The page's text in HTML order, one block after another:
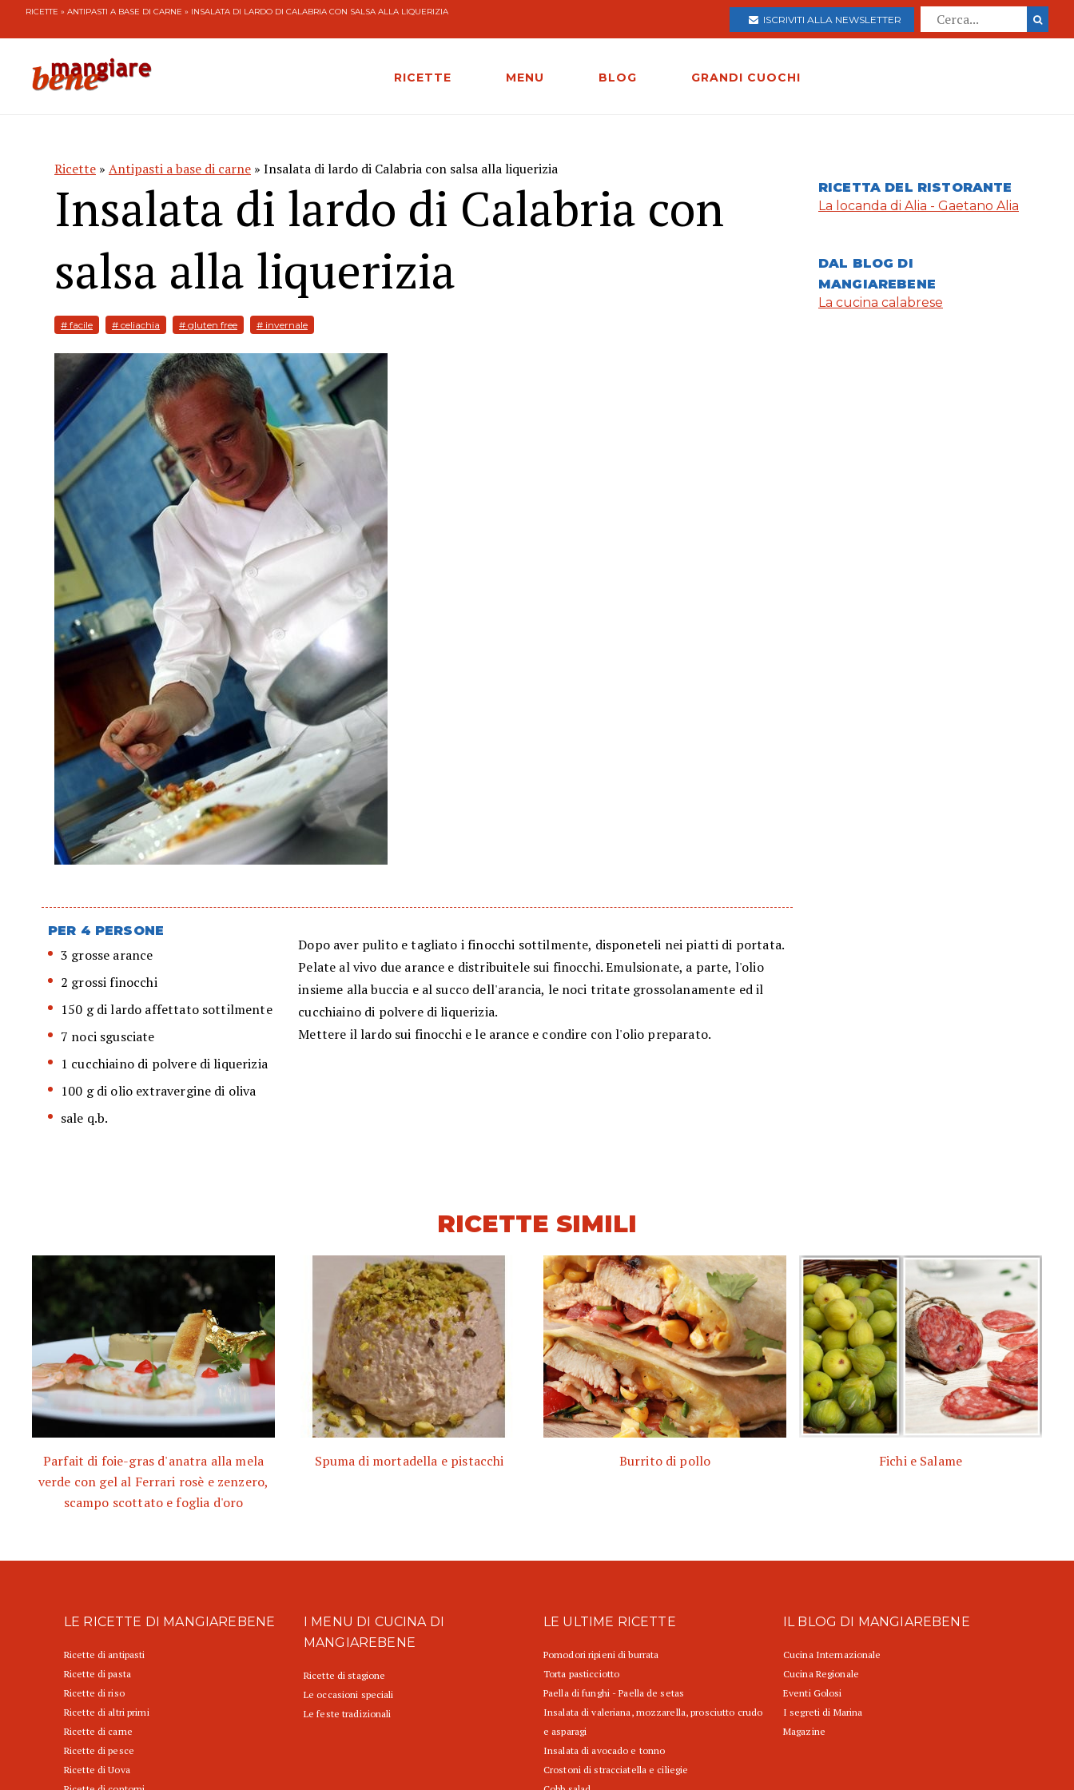
RICETTE » ANTIPASTI A BASE DI CARNE » INSALATA DI LARDO DI CALABRIA CON SALSA ALLA LIQUERIZIA
ISCRIVITI ALLA NEWSLETTER
RICETTE MENU BLOG GRANDI CUOCHI
Ricette » Antipasti a base di carne » Insalata di lardo di Calabria con salsa alla liquerizia
Insalata di lardo di Calabria con
salsa alla liquerizia
# facile # celiachia # gluten free # invernale
PER 4 PERSONE
3 grosse arance
2 grossi finocchi
150 g di lardo affettato sottilmente
7 noci sgusciate
1 cucchiaino di polvere di liquerizia
100 g di olio extravergine di oliva
sale q.b.
Dopo aver pulito e tagliato i finocchi sottilmente, disponeteli nei piatti di portata.
Pelate al vivo due arance e distribuitele sui finocchi. Emulsionate, a parte, l'olio
insieme alla buccia e al succo dell'arancia, le noci tritate grossolanamente ed il
cucchiaino di polvere di liquerizia.
Mettere il lardo sui finocchi e le arance e condire con l'olio preparato.
RICETTA DEL RISTORANTE
La locanda di Alia - Gaetano Alia
DAL BLOG DI
MANGIAREBENE
La cucina calabrese
RICETTE SIMILI
Parfait di foie-gras d'anatra alla mela
verde con gel al Ferrari rosè e zenzero,
scampo scottato e foglia d'oro
Spuma di mortadella e pistacchi Burrito di pollo Fichi e Salame
LE RICETTE DI MANGIAREBENE
Ricette di antipasti
Ricette di pasta
Ricette di riso
Ricette di altri primi
Ricette di carne
Ricette di pesce
Ricette di Uova
I MENU DI CUCINA DI
MANGIAREBENE
Ricette di stagione
Le occasioni speciali
Le feste tradizionali
LE ULTIME RICETTE
Pomodori ripieni di burrata
Torta pasticciotto
Paella di funghi - Paella de setas
Insalata di valeriana, mozzarella, prosciutto crudo
e asparagi
Insalata di avocado e tonno
Crostoni di stracciatella e ciliegie
IL BLOG DI MANGIAREBENE
Cucina Internazionale
Cucina Regionale
Eventi Golosi
I segreti di Marina
Magazine